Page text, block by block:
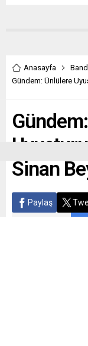
Anasayfa
Gündem: Ünlülere
Sinan
Paylaş